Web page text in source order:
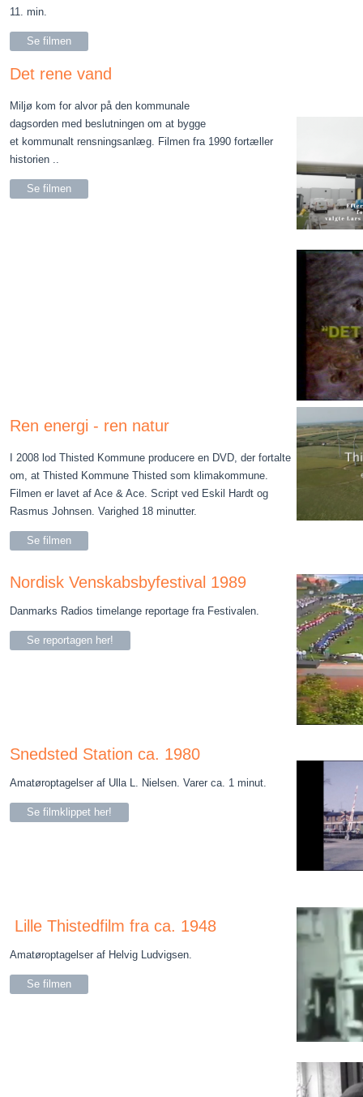
11. min.
Se filmen
Det rene vand
Miljø kom for alvor på den kommunale
dagsorden med beslutningen om at bygge
et kommunalt rensningsanlæg. Filmen fra 1990 fortæller
historien ..
Se filmen
Ren energi - ren natur
I 2008 lod Thisted Kommune producere en DVD, der fortalte
om, at Thisted Kommune Thisted som klimakommune.
Filmen er lavet af Ace & Ace. Script ved Eskil Hardt og
Rasmus Johnsen. Varighed 18 minutter.
Se filmen
Nordisk Venskabsbyfestival 1989
Danmarks Radios timelange reportage fra Festivalen.
Se reportagen her!
Snedsted Station ca. 1980
Amatøroptagelser af Ulla L. Nielsen. Varer ca. 1 minut.
Se filmklippet her!
Lille Thistedfilm fra ca. 1948
Amatøroptagelser af Helvig Ludvigsen.
Se filmen